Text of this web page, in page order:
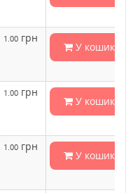
1.00 грн
У кошик
1.00 грн
У кошик
1.00 грн
У кошик